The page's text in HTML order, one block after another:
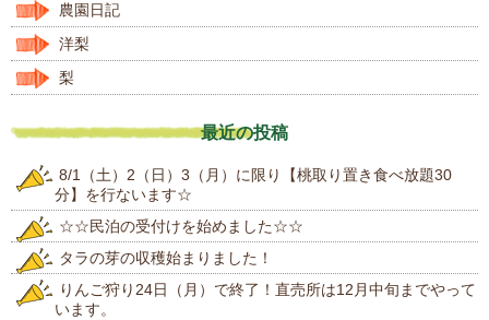
農園日記
洋梨
梨
最近の投稿
8/1（土）2（日）3（月）に限り【桃取り置き食べ放題30
分】を行ないます☆
☆☆民泊の受付けを始めました☆☆
タラの芽の収穫始まりました！
りんご狩り24日（月）で終了！直売所は12月中旬までやって
います。